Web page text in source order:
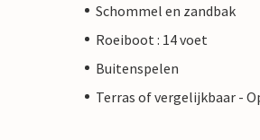
Schommel en zandbak
Roeiboot : 14 voet
Buitenspelen
Terras of vergelijkbaar -